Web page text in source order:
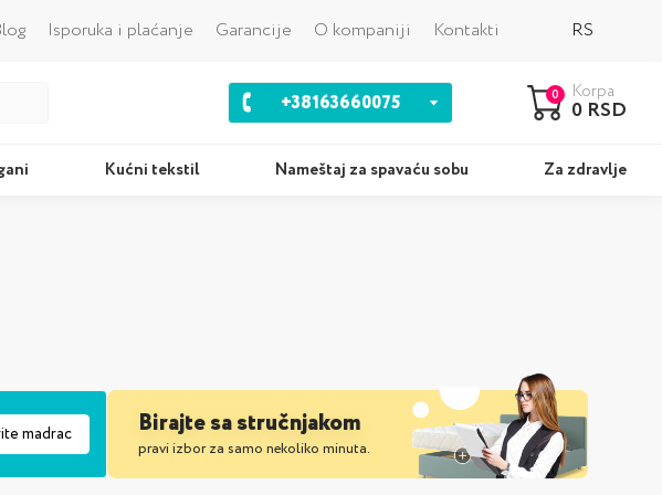
Isporuka i plaćanje Garancije O kompaniji Kontakti RS
+38163660075 0 Korpa
0 RSD
Kućni tekstil Nameštaj za spavaću sobu Za zdravlje
Nazad
madrac Birajte sa stručnjakom
pravi izbor za samo nekoliko minuta.